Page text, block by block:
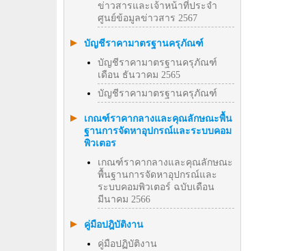
ข่าวสารและเจ้าหน้าที่ประจำ
ศูนย์ข้อมูลข่าวสาร 2567
บัญชีราคามาตรฐานครุภัณฑ์
บัญชีราคามาตรฐานครุภัณฑ์
เดือน ธันวาคม 2565
บัญชีราคามาตรฐานครุภัณฑ์
เกณฑ์ราคากลางและคุณลักษณะพื้น
ฐานการจัดหาอุปกรณ์และระบบคอม
พิวเตอร
เกณฑ์ราคากลางและคุณลักษณะ
พื้นฐานการจัดหาอุปกรณ์และ
ระบบคอมพิวเตอร์ ฉบับเดือน
มีนาคม 2566
คู่มือปฎิบัติงาน
คู่มือปฏิบัติงาน